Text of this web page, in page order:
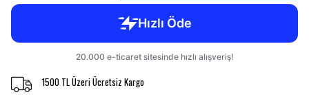
1500 TL Üzeri Ücretsiz Kargo